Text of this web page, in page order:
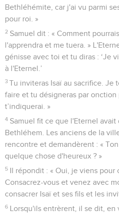
Bethléhémite, car j'ai vu parmi
pour roi. »
2 Samuel dit : « Comment
l'apprendra et me tuera. »
génisse avec toi et tu diras : ‘Je
à l'Eternel.’
3 Tu inviteras Isaï au sacrifice. Je
faire et tu désigneras par
t’indiquerai. »
4 Samuel fit ce que l'Eternel
Bethléhem. Les anciens de la
rencontre et demandèrent : «
quelque chose d'heureux ? »
5 Il répondit : « Oui, je viens pour
Consacrez-vous et venez avec
consacrer Isaï et ses fils et les
6 Lorsqu'ils entrèrent, il se dit, en